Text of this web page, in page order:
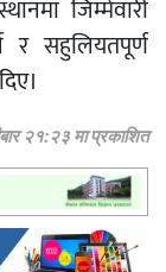
जिम्मेवारी
र सहुलियतपूर्ण
२१:२३ मा प्रकाशित